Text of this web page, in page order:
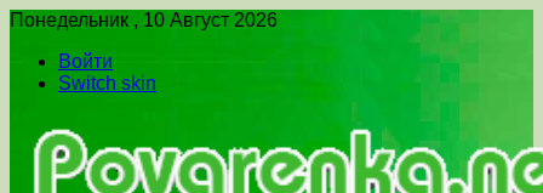
Понедельник , 10 Август 2026
Войти
Switch skin